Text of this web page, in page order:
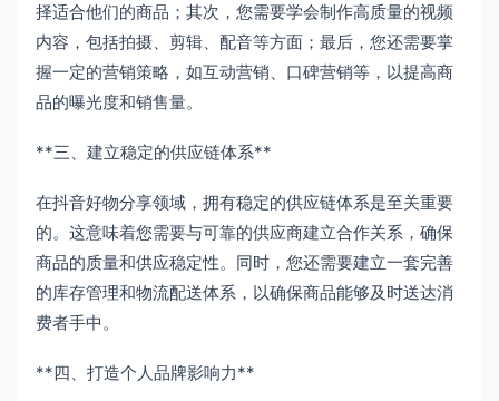
择适合他们的商品；其次，您需要学会制作高质量的视频
内容，包括拍摄、剪辑、配音等方面；最后，您还需要掌
握一定的营销策略，如互动营销、口碑营销等，以提高商
品的曝光度和销售量。
**三、建立稳定的供应链体系**
在抖音好物分享领域，拥有稳定的供应链体系是至关重要
的。这意味着您需要与可靠的供应商建立合作关系，确保
商品的质量和供应稳定性。同时，您还需要建立一套完善
的库存管理和物流配送体系，以确保商品能够及时送达消
费者手中。
**四、打造个人品牌影响力**